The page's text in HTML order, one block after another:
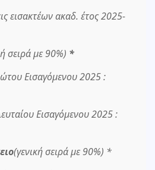
εισακτέων ακαδ. έτος 2025-
σειρά με 90%) *
Εισαγόμενου 2025 :
Εισαγόμενου 2025 :
(γενική σειρά με 90%) *